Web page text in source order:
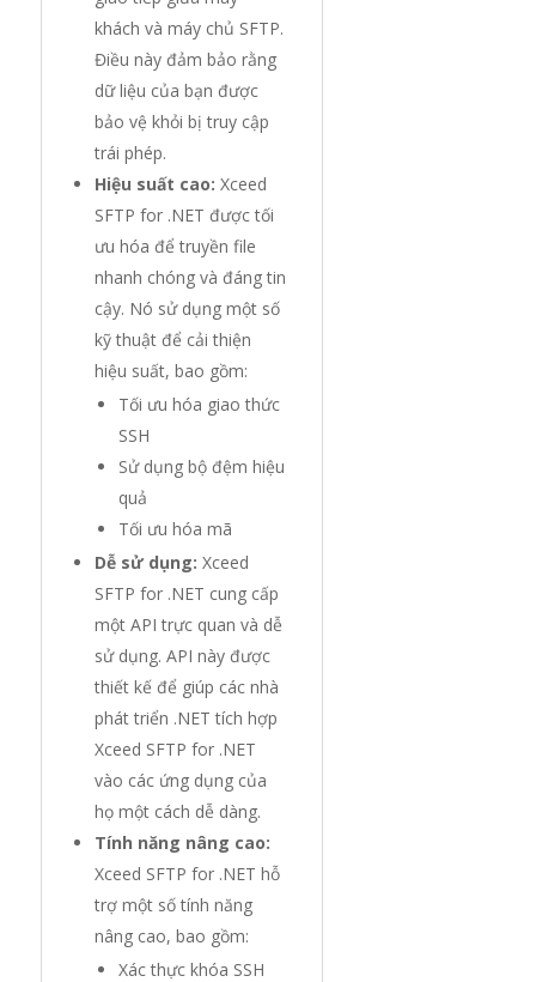
khách và máy chủ SFTP.
Điều này đảm bảo rằng
dữ liệu của bạn được
bảo vệ khỏi bị truy cập
trái phép.
Hiệu suất cao: Xceed
SFTP for .NET được tối
ưu hóa để truyền file
nhanh chóng và đáng tin
cậy. Nó sử dụng một số
kỹ thuật để cải thiện
hiệu suất, bao gồm:
Tối ưu hóa giao thức
SSH
Sử dụng bộ đệm hiệu
quả
Tối ưu hóa mã
Dễ sử dụng: Xceed
SFTP for .NET cung cấp
một API trực quan và dễ
sử dụng. API này được
thiết kế để giúp các nhà
phát triển .NET tích hợp
Xceed SFTP for .NET
vào các ứng dụng của
họ một cách dễ dàng.
Tính năng nâng cao:
Xceed SFTP for .NET hỗ
trợ một số tính năng
nâng cao, bao gồm:
Xác thực khóa SSH